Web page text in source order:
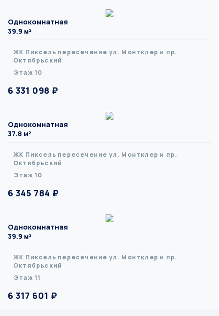
Однокомнатная
39.9 м²
ЖК Пиксель пересечение ул. Монтклер и пр.
Октябрьский
Этаж 10
6 331 098 ₽
Однокомнатная
37.8 м²
ЖК Пиксель пересечение ул. Монтклер и пр.
Октябрьский
Этаж 10
6 345 784 ₽
Однокомнатная
39.9 м²
ЖК Пиксель пересечение ул. Монтклер и пр.
Октябрьский
Этаж 11
6 317 601 ₽